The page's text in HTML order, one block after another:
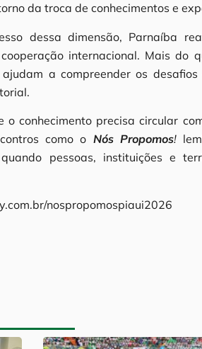
da troca de conhecimentos e
dessa dimensão, Parnaíba
internacional. Mais do
a compreender os
o conhecimento precisa circular
como o Nós Propomos!
pessoas, instituições e
nospropomospiaui2026